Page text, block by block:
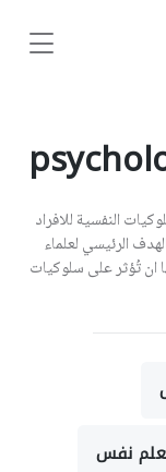
النفسية للافراد
الرئيسي لعلماء
ان تُؤثر على سلوكيات
نفس